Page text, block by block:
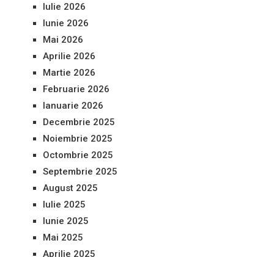
Iulie 2026
Iunie 2026
Mai 2026
Aprilie 2026
Martie 2026
Februarie 2026
Ianuarie 2026
Decembrie 2025
Noiembrie 2025
Octombrie 2025
Septembrie 2025
August 2025
Iulie 2025
Iunie 2025
Mai 2025
Aprilie 2025